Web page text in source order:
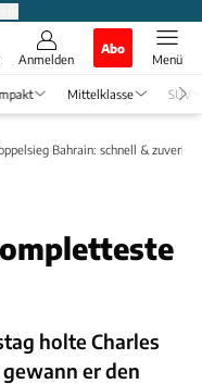
Anmelden
Abo
Menü
Mittelklasse SUV
Bahrain: schnell &
holte Charles
er den